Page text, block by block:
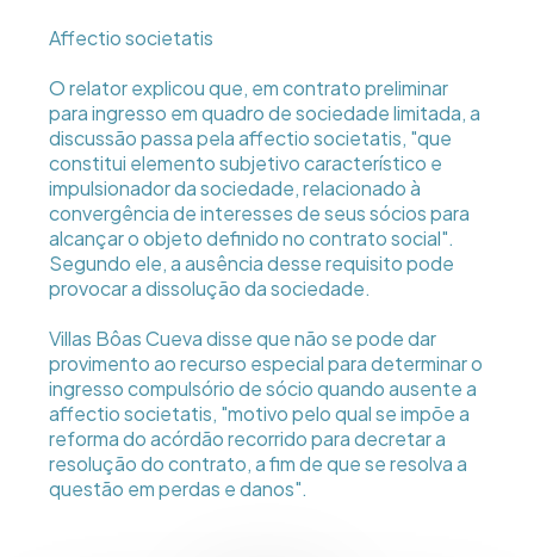
Affectio societatis
O relator explicou que, em contrato preliminar
para ingresso em quadro de sociedade limitada, a
discussão passa pela affectio societatis, "que
constitui elemento subjetivo característico e
impulsionador da sociedade, relacionado à
convergência de interesses de seus sócios para
alcançar o objeto definido no contrato social".
Segundo ele, a ausência desse requisito pode
provocar a dissolução da sociedade.
Villas Bôas Cueva disse que não se pode dar
provimento ao recurso especial para determinar o
ingresso compulsório de sócio quando ausente a
affectio societatis, "motivo pelo qual se impõe a
reforma do acórdão recorrido para decretar a
resolução do contrato, a fim de que se resolva a
questão em perdas e danos".